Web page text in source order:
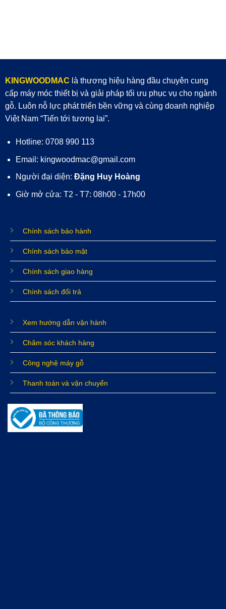
KINGWOODMAC là thương hiệu hàng đầu chuyên cung
cấp máy móc thiết bị và giải pháp tối ưu phục vụ cho ngành
gỗ. Luôn nỗ lực phát triển bền vững và cùng doanh nghiệp
Việt Nam “Tiến tới tương lai”.
Hotline: 0708 990 113
Email: kingwoodmac@gmail.com
Người đại diện: Đặng Huy Hoàng
Giờ mở cửa: T2 - T7: 08h00 - 17h00
Chính sách bảo hành
Chính sách bảo mật
Chính sách giao hàng
Chính sách đổi trả
Xem hướng dẫn vận hành
Chăm sóc khách hàng
Công nghệ máy gỗ
Thanh toán và vận chuyển